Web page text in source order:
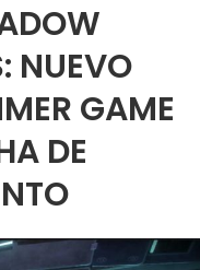
NUEVO
GAME
DE